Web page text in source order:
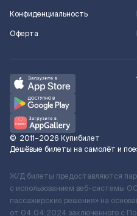
Конфиденциальность
Оферта
© 2011–2026 Купибилет
Дешёвые билеты на самолёт и
Ж/Д билеты предоставляются
с использованием веб-системы
пассажирские решения» на
от 04.04.2024 заключенного с